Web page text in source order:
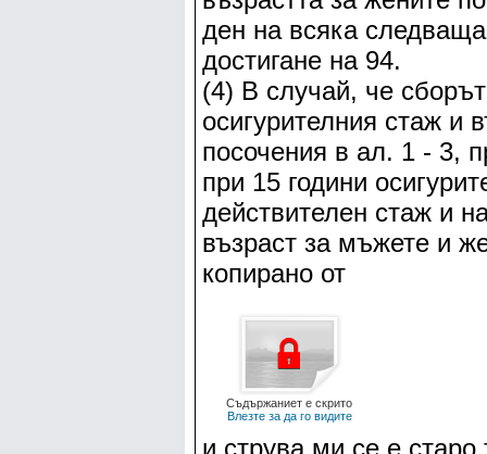
ден на всяка
достигане на 94.
(4) В случай, че
осигурителния стаж и
посочения в ал. 1 - 3,
при 15 години
действителен стаж и
възраст за мъжете и
копирано от
Съдържаниет е скрито
Влезте за да го видите
и струва ми се е старо